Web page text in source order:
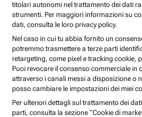
titolari autonomi nel trattamento dei dati
strumenti. Per maggiori informazioni su
dati, consulta le loro privacy policy.
Nel caso in cui tu abbia fornito un
potremmo trasmettere a terze parti
retargeting, come pixel e tracking cookie,
Puoi revocare il consenso commerciale in
attraverso i canali messi a disposizione o
posso cambiare le impostazioni dei miei
Per ulteriori dettagli sul trattamento dei
parti, consulta la sezione “Cookie di